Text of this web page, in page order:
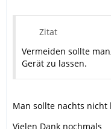
Zitat
Vermeiden sollte
Gerät zu lassen.
Man sollte nachts nicht
Vielen Dank nochmals